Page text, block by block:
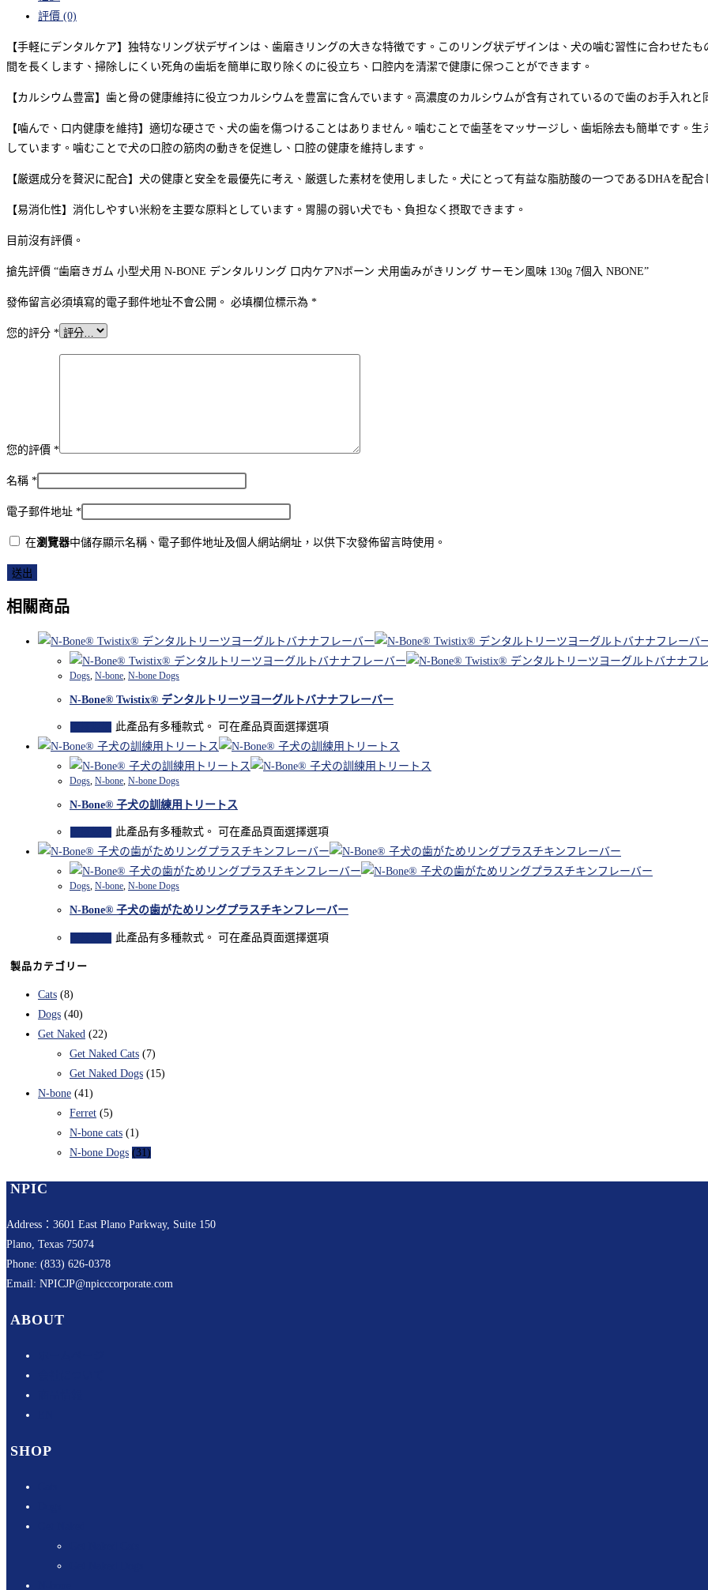
評價 (0)
【手軽にデンタルケア】独特なリング状デザインは、歯磨きリングの大きな特徴です。このリング状デザインは、犬の噛む習性に合わせた
間を長くします、掃除しにくい死角の歯垢を簡単に取り除くのに役立ち、口腔内を清潔で健康に保つことができます。
【カルシウム豊富】歯と骨の健康維持に役立つカルシウムを豊富に含んでいます。高濃度のカルシウムが含有されているので歯のお手入れと
【噛んで、口内健康を維持】適切な硬さで、犬の歯を傷つけることはありません。噛むことで歯茎をマッサージし、歯垢除去も簡単です。
しています。噛むことで犬の口腔の筋肉の動きを促進し、口腔の健康を維持します。
【厳選成分を贅沢に配合】犬の健康と安全を最優先に考え、厳選した素材を使用しました。犬にとって有益な脂肪酸の一つであるDHAを配合
【易消化性】消化しやすい米粉を主要な原料としています。胃腸の弱い犬でも、負担なく摂取できます。
目前沒有評價。
搶先評價 “歯磨きガム 小型犬用 N-BONE デンタルリング 口内ケアNボーン 犬用歯みがきリング サーモン風味 130g 7個入 NBONE”
發佈留言必須填寫的電子郵件地址不會公開。 必填欄位標示為 *
您的評分 *
您的評價 *
名稱 *
電子郵件地址 *
在瀏覽器中儲存顯示名稱、電子郵件地址及個人網站網址，以供下次發佈留言時使用。
相關商品
Dogs, N-bone, N-bone Dogs
N-Bone® Twistix® デンタルトリーツヨーグルトバナナフレーバー
此產品有多種款式。 可在產品頁面選擇選項
Dogs, N-bone, N-bone Dogs
N-Bone® 子犬の訓練用トリートス
此產品有多種款式。 可在產品頁面選擇選項
Dogs, N-bone, N-bone Dogs
N-Bone® 子犬の歯がためリングプラスチキンフレーバー
此產品有多種款式。 可在產品頁面選擇選項
製品カテゴリー
Cats (8)
Dogs (40)
Get Naked (22)
Get Naked Cats (7)
Get Naked Dogs (15)
N-bone (41)
Ferret (5)
N-bone cats (1)
N-bone Dogs (31)
NPIC
Address：3601 East Plano Parkway, Suite 150
Plano, Texas 75074
Phone: (833) 626-0378
Email: NPICJP@npicccorporate.com
ABOUT
SHOP